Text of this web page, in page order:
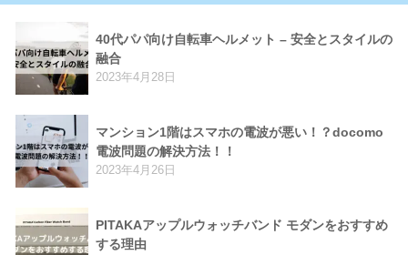
40代パパ向け自転車ヘルメット – 安全とスタイルの
融合
2023年4月28日
マンション1階はスマホの電波が悪い！？docomo
電波問題の解決方法！！
2023年4月26日
PITAKAアップルウォッチバンド モダンをおすすめ
する理由